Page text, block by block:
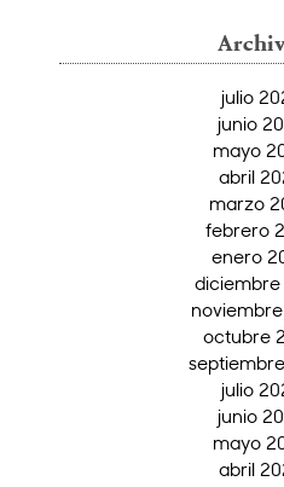
julio
junio
mayo
abril
marzo
febrero
enero
diciembre
octubre
julio
junio
mayo
abril